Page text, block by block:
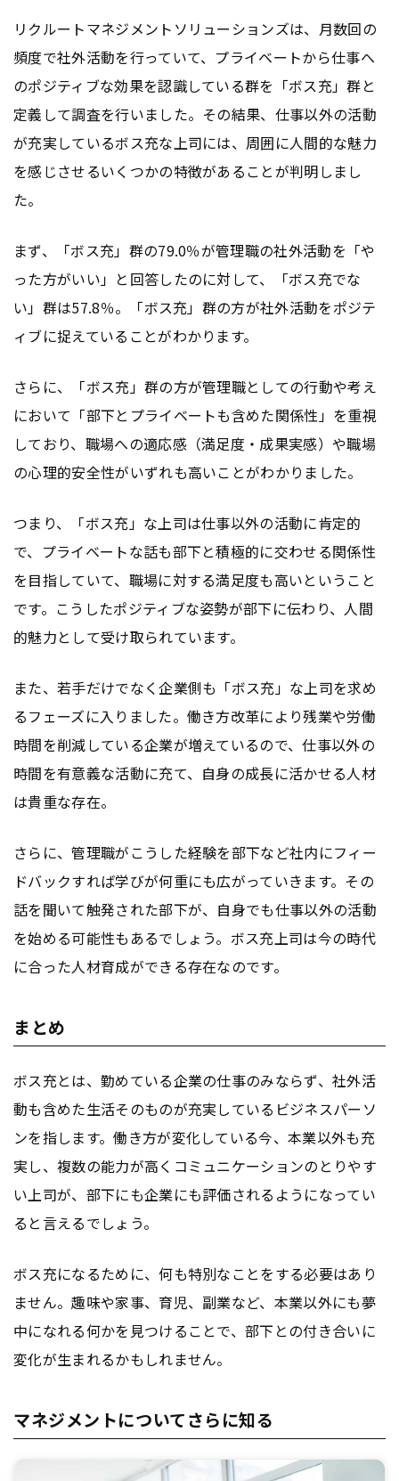
リクルートマネジメントソリューションズは、月数回の
頻度で社外活動を行っていて、プライベートから仕事へ
のポジティブな効果を認識している群を「ボス充」群と
定義して調査を行いました。その結果、仕事以外の活動
が充実しているボス充な上司には、周囲に人間的な魅力
を感じさせるいくつかの特徴があることが判明しまし
た。
まず、「ボス充」群の79.0％が管理職の社外活動を「や
った方がいい」と回答したのに対して、「ボス充でな
い」群は57.8％。「ボス充」群の方が社外活動をポジテ
ィブに捉えていることがわかります。
さらに、「ボス充」群の方が管理職としての行動や考え
において「部下とプライベートも含めた関係性」を重視
しており、職場への適応感（満足度・成果実感）や職場
の心理的安全性がいずれも高いことがわかりました。
つまり、「ボス充」な上司は仕事以外の活動に肯定的
で、プライベートな話も部下と積極的に交わせる関係性
を目指していて、職場に対する満足度も高いということ
です。こうしたポジティブな姿勢が部下に伝わり、人間
的魅力として受け取られています。
また、若手だけでなく企業側も「ボス充」な上司を求め
るフェーズに入りました。働き方改革により残業や労働
時間を削減している企業が増えているので、仕事以外の
時間を有意義な活動に充て、自身の成長に活かせる人材
は貴重な存在。
さらに、管理職がこうした経験を部下など社内にフィー
ドバックすれば学びが何重にも広がっていきます。その
話を聞いて触発された部下が、自身でも仕事以外の活動
を始める可能性もあるでしょう。ボス充上司は今の時代
に合った人材育成ができる存在なのです。
まとめ
ボス充とは、勤めている企業の仕事のみならず、社外活
動も含めた生活そのものが充実しているビジネスパーソ
ンを指します。働き方が変化している今、本業以外も充
実し、複数の能力が高くコミュニケーションのとりやす
い上司が、部下にも企業にも評価されるようになってい
ると言えるでしょう。
ボス充になるために、何も特別なことをする必要はあり
ません。趣味や家事、育児、副業など、本業以外にも夢
中になれる何かを見つけることで、部下との付き合いに
変化が生まれるかもしれません。
マネジメントについてさらに知る